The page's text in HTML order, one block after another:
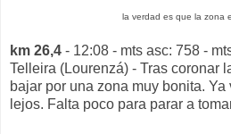
la verdad es que la zona
km 26,4 - 12:08 - mts asc: 758 -
Telleira (Lourenzá) - Tras coronar
bajar por una zona muy bonita.
lejos. Falta poco para parar a